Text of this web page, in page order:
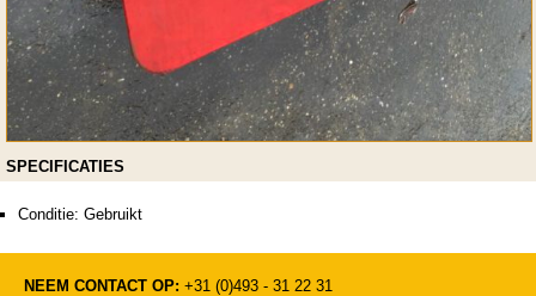
SPECIFICATIES
Conditie: Gebruikt
NEEM CONTACT OP: +31 (0)493 - 31 22 31